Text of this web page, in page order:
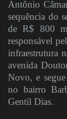
Antônio
sequência do
de R$ 800
responsável
infraestrutura
avenida
Novo, e
no bairro
Gentil Dias.